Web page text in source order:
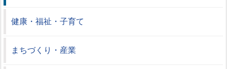
健康・福祉・子育て
まちづくり・産業